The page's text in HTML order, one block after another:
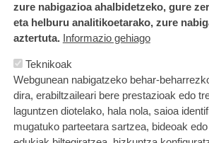
zure nabigazioa ahalbidetzeko, gure
eta helburu analitikoetarako, zure
aztertuta. Informazio gehiago
Teknikoak
Webgunean nabigatzeko behar-
dira, erabiltzaileari bere prestazioak edo
laguntzen diotelako, hala nola, saioa
mugatuko parteetara sartzea, bideoak